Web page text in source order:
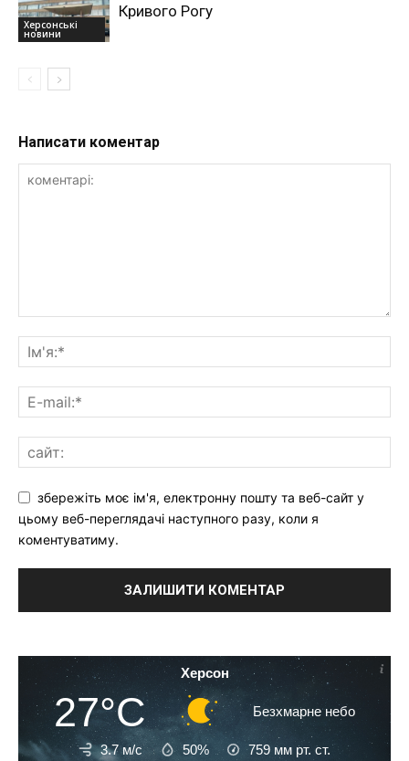
Херсонські
новини
Кривого Рогу
Написати коментар
збережіть моє ім'я, електронну пошту та веб-сайт у
цьому веб-переглядачі наступного разу, коли я
коментуватиму.
Херсон
27°C Безхмарне небо
3.7 м/с 50% 759 мм рт. ст.